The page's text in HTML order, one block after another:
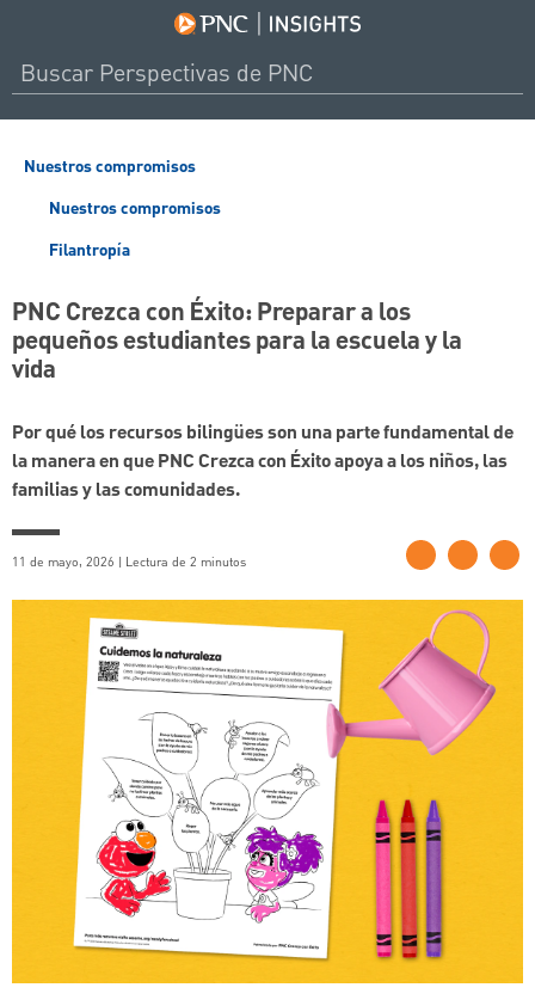
Nuestros compromisos
Nuestros compromisos
Filantropía
PNC Crezca con Éxito: Preparar a los
pequeños estudiantes para la escuela y la
vida
Por qué los recursos bilingües son una parte fundamental de
la manera en que PNC Crezca con Éxito apoya a los niños, las
familias y las comunidades.
11 de mayo, 2026 | Lectura de 2 minutos